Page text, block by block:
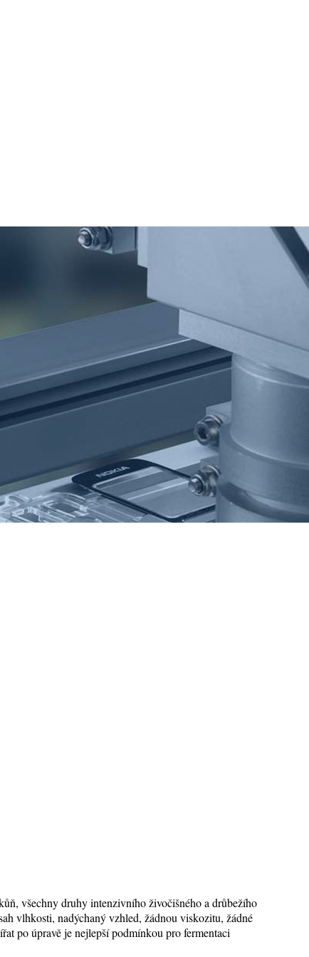
všechny druhy intenzivního živočišného a drůbežího
vlhkosti, nadýchaný vzhled, žádnou viskozitu, žádné
po úpravě je nejlepší podmínkou pro fermentaci